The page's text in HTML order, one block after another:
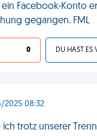
ein Facebook-Konto
gegangen. FML
0
2025 08:32
trotz unserer